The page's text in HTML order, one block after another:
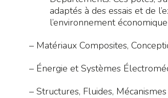
adaptés à des essais et de
l’environnement
– Matériaux Composites,
– Énergie et Systèmes
– Structures, Fluides, Mécanismes